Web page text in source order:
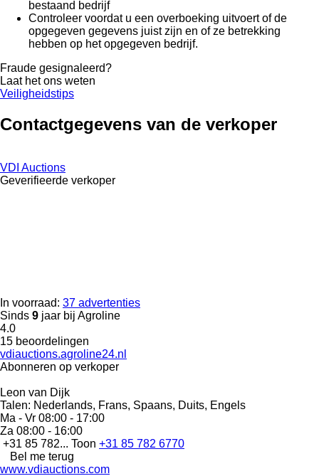
bestaand bedrijf
Controleer voordat u een overboeking uitvoert of de
opgegeven gegevens juist zijn en of ze betrekking
hebben op het opgegeven bedrijf.
Fraude gesignaleerd?
Laat het ons weten
Veiligheidstips
Contactgegevens van de verkoper
VDI Auctions
Geverifieerde verkoper
In voorraad: 37 advertenties
Sinds 9 jaar bij Agroline
4.0
15 beoordelingen
vdiauctions.agroline24.nl
Abonneren op verkoper
Leon van Dijk
Talen: Nederlands, Frans, Spaans, Duits, Engels
Ma - Vr 08:00 - 17:00
Za 08:00 - 16:00
+31 85 782... Toon +31 85 782 6770
Bel me terug
www.vdiauctions.com